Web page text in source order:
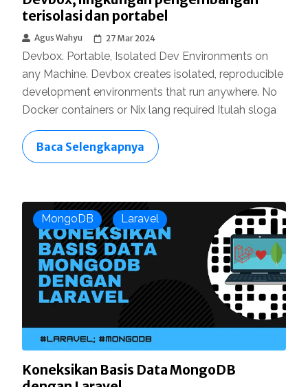
terisolasi dan portabel
Agus Wahyu 27 Mar 2024
Devbox. Portable, Isolated Dev Environments on
any Machine. Devbox creates isolated, reproducible
development environments that run anywhere. No
Docker containers or Nix lang required Itulah sloga
Baca Selengkapnya
MongoDB Laravel
Koneksikan Basis Data MongoDB